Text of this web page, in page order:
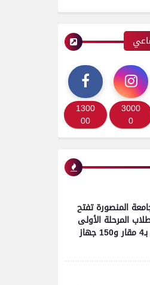
3000
0
1300
00
المنصورة تفتح
المرحلة الأولى
للتنسيق بـ4 مقار و150 جهاز